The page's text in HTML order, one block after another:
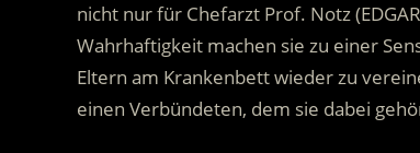
nicht nur für Chefarzt Prof. Notz
Wahrhaftigkeit machen sie zu einer
Eltern am Krankenbett wieder zu
einen Verbündeten, dem sie dabei